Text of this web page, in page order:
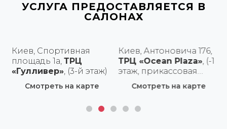
УСЛУГА ПРЕДОСТАВЛЯЕТСЯ В
САЛОНАХ
Киев, Спортивная
площадь 1а, ТРЦ
«Гулливер», (3-й этаж)
Смотреть на карте
Киев, Антоновича 176,
ТРЦ «Ocean Plaza», (-1
этаж, прикассовая
зона Ашана)
Смотреть на карте